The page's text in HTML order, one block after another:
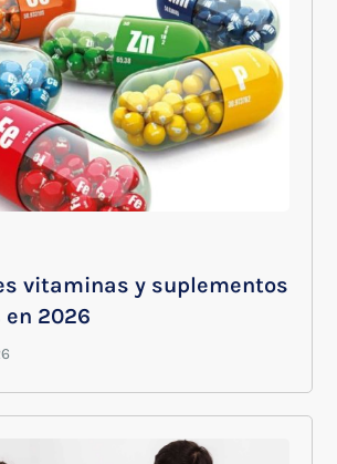
vitaminas y suplementos
2026